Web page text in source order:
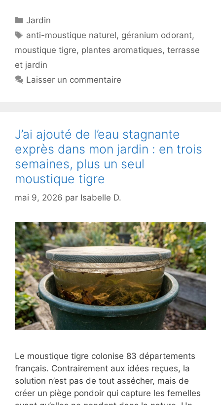
Catégories
Jardin
Étiquettes
anti-moustique naturel, géranium odorant,
moustique tigre, plantes aromatiques, terrasse
et jardin
Laisser un commentaire
J’ai ajouté de l’eau stagnante
exprès dans mon jardin : en trois
semaines, plus un seul
moustique tigre
mai 9, 2026 par Isabelle D.
Le moustique tigre colonise 83 départements
français. Contrairement aux idées reçues, la
solution n’est pas de tout assécher, mais de
créer un piège pondoir qui capture les femelles